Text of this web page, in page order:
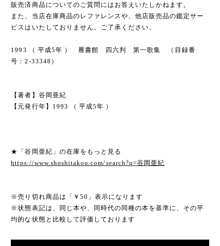
販売済商品についてのご質問にはお答えいたしかねます。
また、当店在庫商品のレファレンスや、他店販売品の鑑定サー
ビスはいたしておりません。ご了承ください。
1993 （ 平成5年 ） 雁書館 四六判 第一歌集 （目録番
号：2-33348）
【著者】谷岡亜紀
【元発行年】1993 （ 平成5年 ）
★「谷岡亜紀」の在庫をもっと見る
https://www.shoshitakou.com/search?q=谷岡亜紀
※売り切れ商品は「￥50」表示になります
※状態表記は、同じ本や、同時代の同種の本を基準に、その平
均的な状態と比較して評価しております